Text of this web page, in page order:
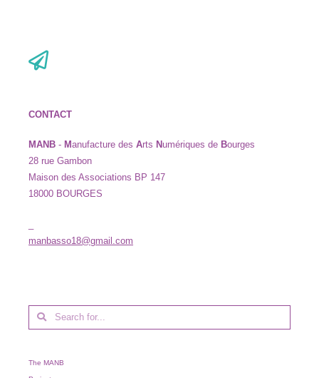
CONTACT
MANB - Manufacture des Arts Numériques de Bourges
28 rue Gambon
Maison des Associations BP 147
18000 BOURGES
manbasso18@gmail.com
The MANB